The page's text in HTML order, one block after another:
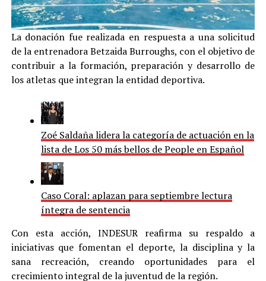
La donación fue realizada en respuesta a una solicitud
de la entrenadora Betzaida Burroughs, con el objetivo de
contribuir a la formación, preparación y desarrollo de
los atletas que integran la entidad deportiva.
Zoé Saldaña lidera la categoría de actuación en la
lista de Los 50 más bellos de People en Español
Caso Coral: aplazan para septiembre lectura
íntegra de sentencia
Con esta acción, INDESUR reafirma su respaldo a
iniciativas que fomentan el deporte, la disciplina y la
sana recreación, creando oportunidades para el
crecimiento integral de la juventud de la región.